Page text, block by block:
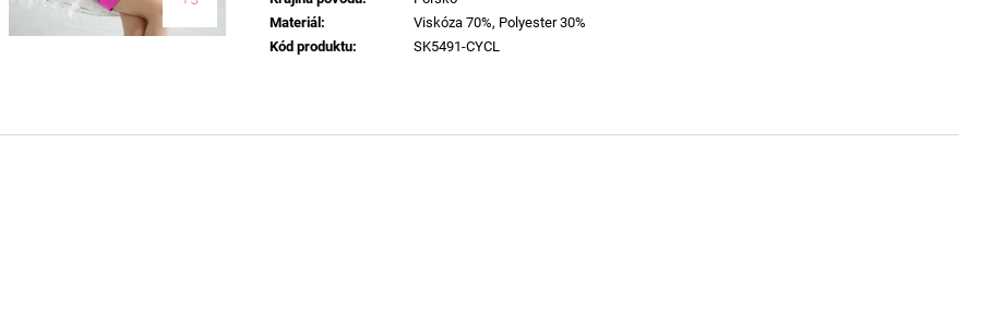
Materiál:
Viskóza 70%, Polyester 30%
Kód produktu: SK5491-CYCL